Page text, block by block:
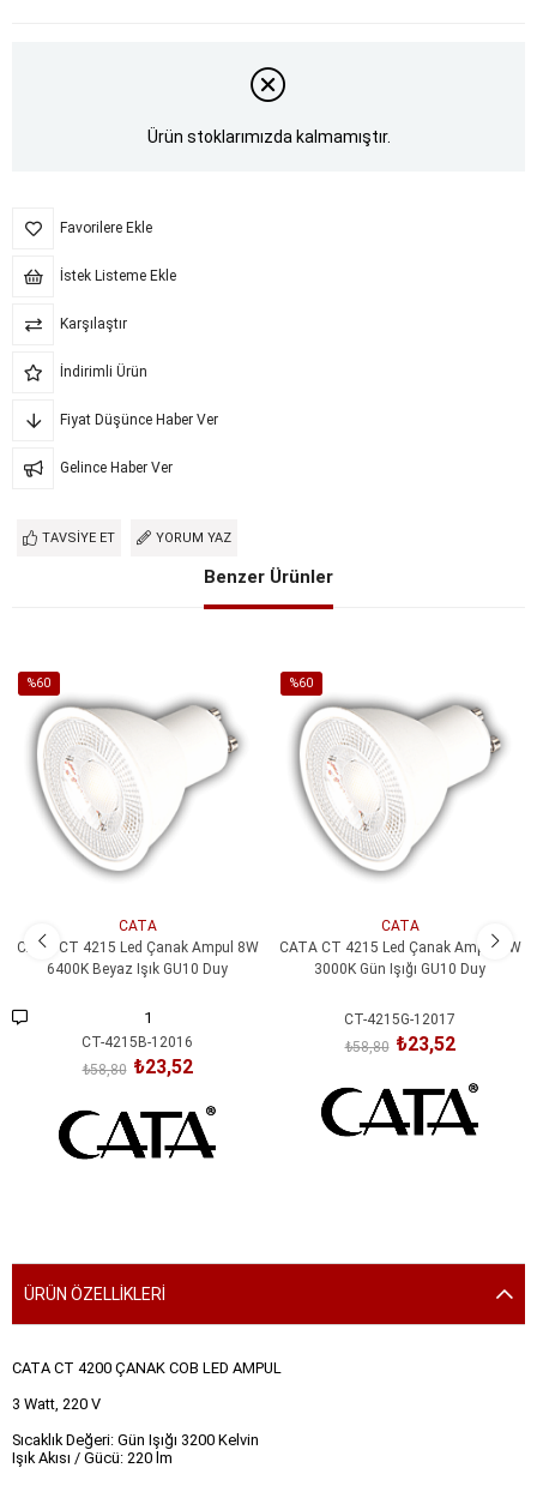
Ürün stoklarımızda kalmamıştır.
Favorilere Ekle
İstek Listeme Ekle
Karşılaştır
İndirimli Ürün
Fiyat Düşünce Haber Ver
Gelince Haber Ver
TAVSIYE ET YORUM YAZ
Benzer Ürünler
%60
İndirim
%60İndirim
CATA
CATA CT 4215 Led Çanak Ampul 8W
6400K Beyaz Işık GU10 Duy
1
CT-4215B-12016
₺23,52
₺58,80
%60
İndirim
%60İndirim
CATA
CATA CT 4215 Led Çanak Ampul 8W
3000K Gün Işığı GU10 Duy
CT-4215G-12017
₺23,52
₺58,80
ÜRÜN ÖZELLIKLERI
CATA CT 4200 ÇANAK COB LED AMPUL
3 Watt, 220 V
Sıcaklık Değeri: Gün Işığı 3200 Kelvin
Işık Akısı / Gücü: 220 lm